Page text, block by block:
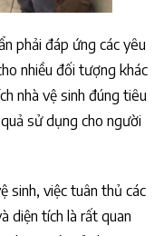
phải đáp ứng các yêu
nhiều đối tượng khác
nhà vệ sinh đúng tiêu
sử dụng cho người
sinh, việc tuân thủ các
diện tích là rất quan